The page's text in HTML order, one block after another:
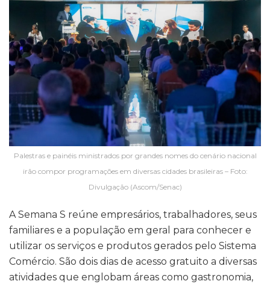
Palestras e painéis ministrados por grandes nomes do cenário nacional
irão compor programações em diversas cidades brasileiras – Foto:
Divulgação (Ascom/Senac)
A Semana S reúne empresários, trabalhadores, seus
familiares e a população em geral para conhecer e
utilizar os serviços e produtos gerados pelo Sistema
Comércio. São dois dias de acesso gratuito a diversas
atividades que englobam áreas como gastronomia,